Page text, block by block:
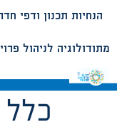
הנחיות תכנון ודפי
מתודולוגיה לניהול